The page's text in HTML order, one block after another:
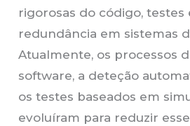
rigorosas do código, testes
redundância em sistemas
Atualmente, os processos
software, a deteção
os testes baseados em
evoluíram para reduzir